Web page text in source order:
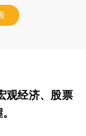
观经济、股票